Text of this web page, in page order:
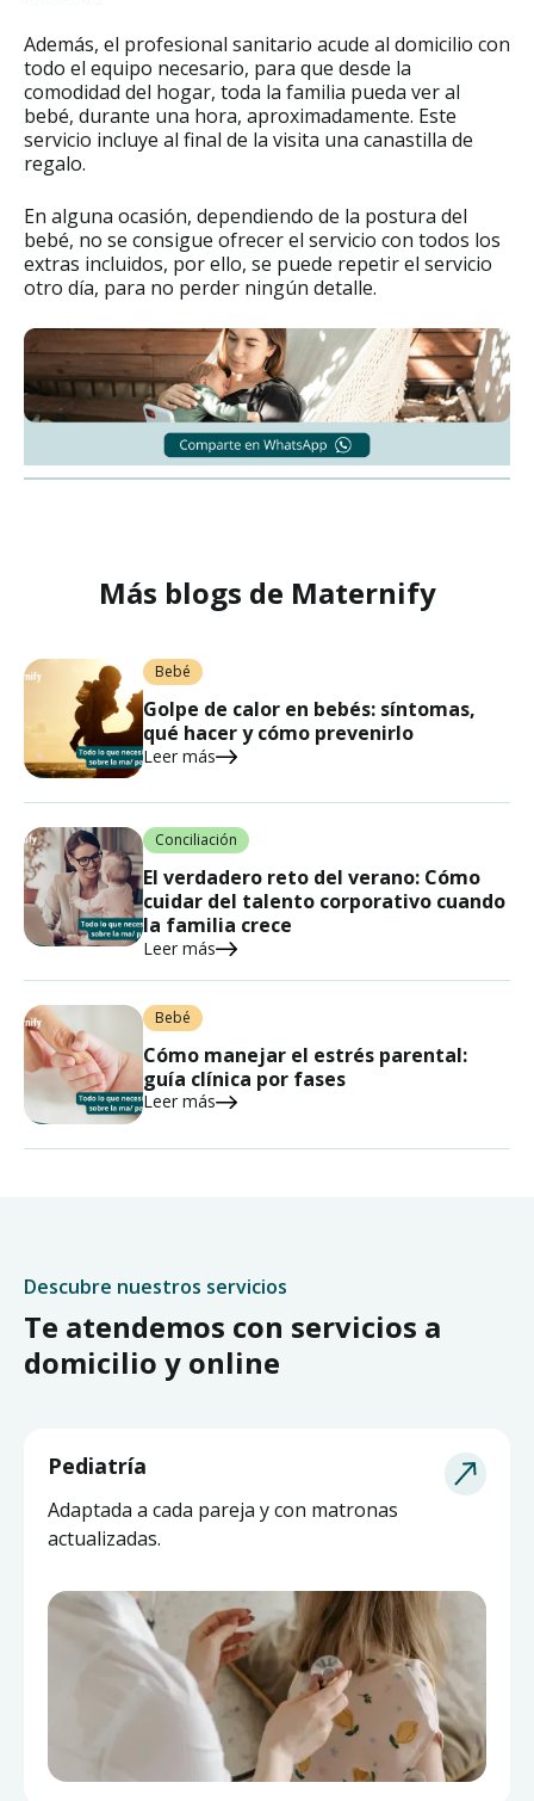
Además, el profesional sanitario acude al domicilio con
todo el equipo necesario, para que desde la
comodidad del hogar, toda la familia pueda ver al
bebé, durante una hora, aproximadamente. Este
servicio incluye al final de la visita una canastilla de
regalo.
En alguna ocasión, dependiendo de la postura del
bebé, no se consigue ofrecer el servicio con todos los
extras incluidos, por ello, se puede repetir el servicio
otro día, para no perder ningún detalle.
Más blogs de Maternify
Bebé
Golpe de calor en bebés: síntomas,
qué hacer y cómo prevenirlo
Leer más
Conciliación
El verdadero reto del verano: Cómo
cuidar del talento corporativo cuando
la familia crece
Leer más
Bebé
Cómo manejar el estrés parental:
guía clínica por fases
Leer más
Descubre nuestros servicios
Te atendemos con servicios a
domicilio y online
Pediatría
Adaptada a cada pareja y con matronas
actualizadas.